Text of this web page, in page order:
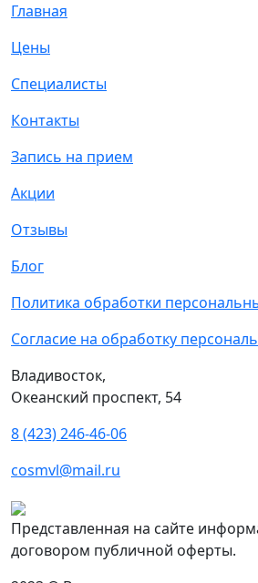
Главная
Цены
Специалисты
Контакты
Запись на прием
Акции
Отзывы
Блог
Политика обработки
Согласие на обработку
Владивосток,
Океанский проспект, 54
8 (423) 246-46-06
cosmvl@mail.ru
Представленная на сайте
договором публичной оферты.